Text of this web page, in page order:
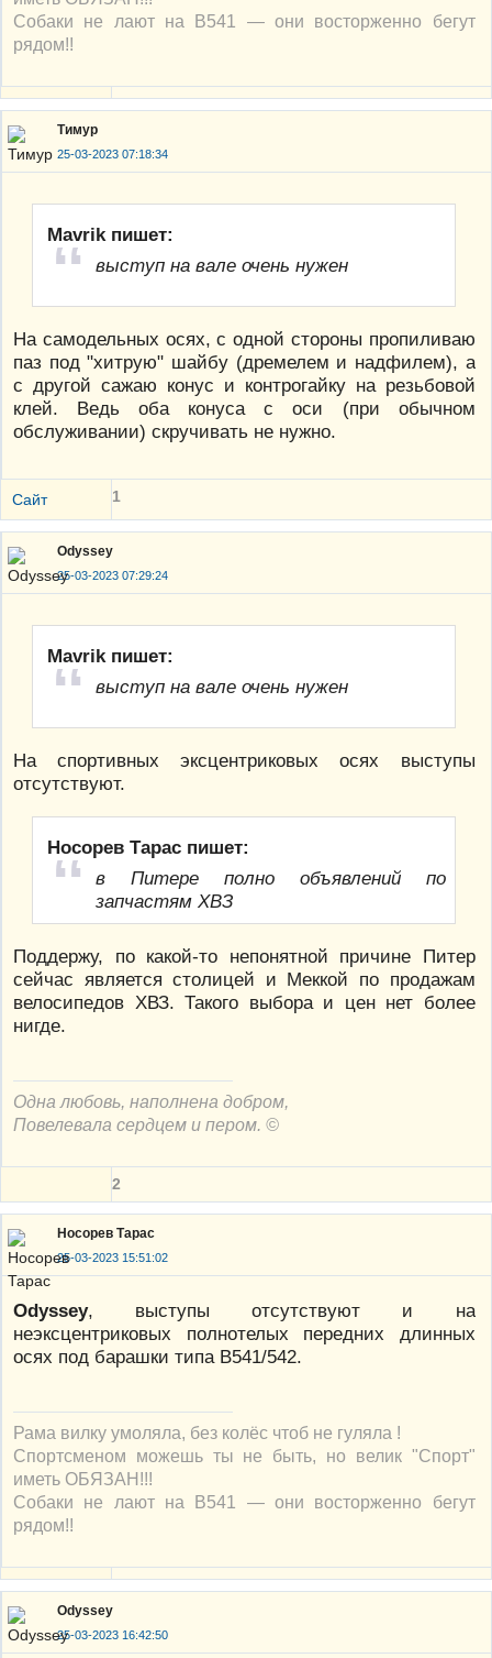
Собаки не лают на В541 — они восторженно бегут
рядом!!
Тимур
25-03-2023 07:18:34
Mavrik пишет:
выступ на вале очень нужен
На самодельных осях, с одной стороны пропиливаю
паз под "хитрую" шайбу (дремелем и надфилем), а
с другой сажаю конус и контрогайку на резьбовой
клей. Ведь оба конуса с оси (при обычном
обслуживании) скручивать не нужно.
Сайт 1
Odyssey
25-03-2023 07:29:24
Mavrik пишет:
выступ на вале очень нужен
На спортивных эксцентриковых осях выступы
отсутствуют.
Носорев Тарас пишет:
в Питере полно объявлений по
запчастям ХВЗ
Поддержу, по какой-то непонятной причине Питер
сейчас является столицей и Меккой по продажам
велосипедов ХВЗ. Такого выбора и цен нет более
нигде.
Одна любовь, наполнена добром,
Повелевала сердцем и пером. ©
2
Носорев Тарас
25-03-2023 15:51:02
Odyssey, выступы отсутствуют и на
неэксцентриковых полнотелых передних длинных
осях под барашки типа В541/542.
Рама вилку умоляла, без колёс чтоб не гуляла !
Спортсменом можешь ты не быть, но велик "Спорт"
иметь ОБЯЗАН!!!
Собаки не лают на В541 — они восторженно бегут
рядом!!
Odyssey
25-03-2023 16:42:50